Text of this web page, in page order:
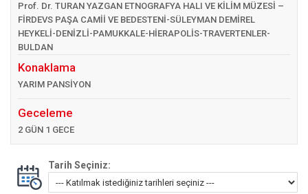
Prof. Dr. TURAN YAZGAN ETNOGRAFYA HALI VE KİLİM MÜZESİ –
FİRDEVS PAŞA CAMİİ VE BEDESTENİ-SÜLEYMAN DEMİREL
HEYKELİ-DENİZLİ-PAMUKKALE-HİERAPOLİS-TRAVERTENLER-
BULDAN
Konaklama
YARIM PANSİYON
Geceleme
2 GÜN 1 GECE
Tarih Seçiniz: